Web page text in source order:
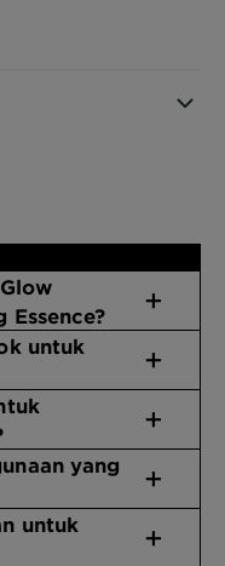
Essence?
untuk
yang
untuk